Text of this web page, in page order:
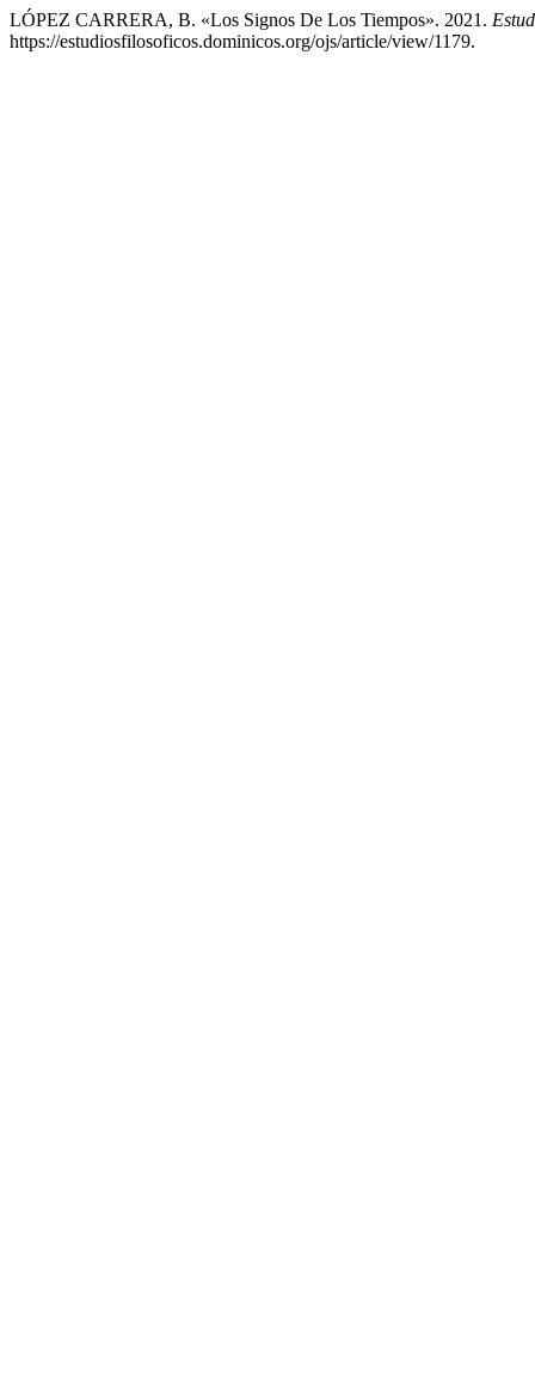
LÓPEZ CARRERA, B. «Los Signos De Los Tiempos». 2021.
https://estudiosfilosoficos.dominicos.org/ojs/article/view/1179.